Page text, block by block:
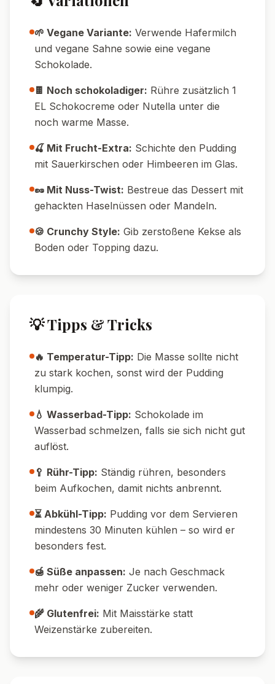
Pin it!
Nährwerte pro Portion
320 7g
38g
🔄 Variationen
und vegane Sahne sowie eine vegane
Schokolade.
🍫 Noch schokoladiger: Rühre zusätzlich 1
EL Schokocreme oder Nutella unter die
noch warme Masse.
🍒 Mit Frucht-Extra:Schichte den Pudding
mit Sauerkirschen oder Himbeeren im Glas.
🥜 Mit Nuss-Twist:Bestreue das Dessert mit
gehackten Haselnüssen oder Mandeln.